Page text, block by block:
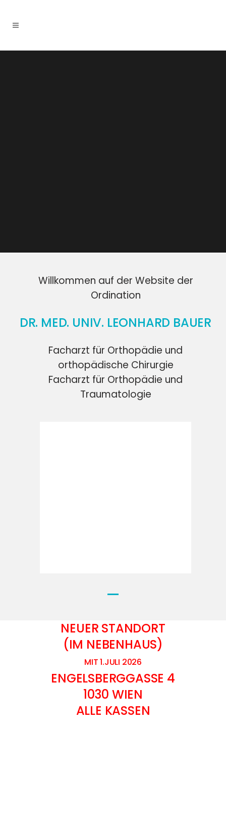
Willkommen auf der Website der
Ordination
DR. MED. UNIV. LEONHARD BAUER
Facharzt für Orthopädie und
orthopädische Chirurgie
Facharzt für Orthopädie und
Traumatologie
NEUER STANDORT
(IM NEBENHAUS)
MIT 1.JULI 2026
ENGELSBERGGASSE 4
1030 WIEN
ALLE KASSEN